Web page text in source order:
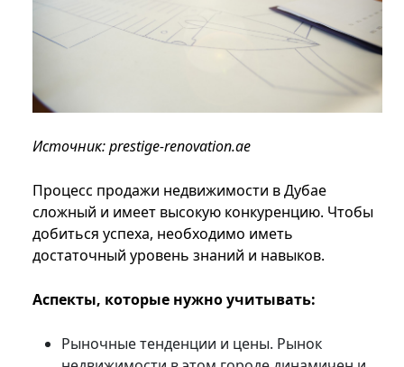
Источник: prestige-renovation.ae
Процесс продажи недвижимости в Дубае
сложный и имеет высокую конкуренцию. Чтобы
добиться успеха, необходимо иметь
достаточный уровень знаний и навыков.
Аспекты, которые нужно учитывать:
Рыночные тенденции и цены. Рынок